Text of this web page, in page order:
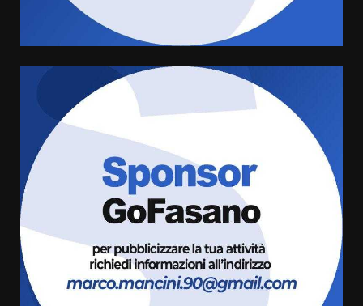
cittadina di Fratelli d’Italia,
pronta a tornare in Consiglio
comunale
6 Agosto 2026 08:00
Cura dei beni comuni e
cittadinanza attiva: online
l’avviso per la gestione
condivisa della Villetta di
Laureto
La magia del Minareto e la prima
assoluta de “L’Albergo
Belvedere. Il rapimento”